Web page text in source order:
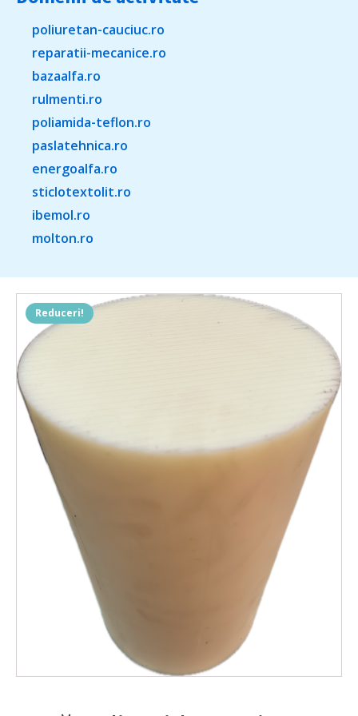
poliuretan-cauciuc.ro
reparatii-mecanice.ro
bazaalfa.ro
rulmenti.ro
poliamida-teflon.ro
paslatehnica.ro
energoalfa.ro
sticlotextolit.ro
ibemol.ro
molton.ro
Reduceri!